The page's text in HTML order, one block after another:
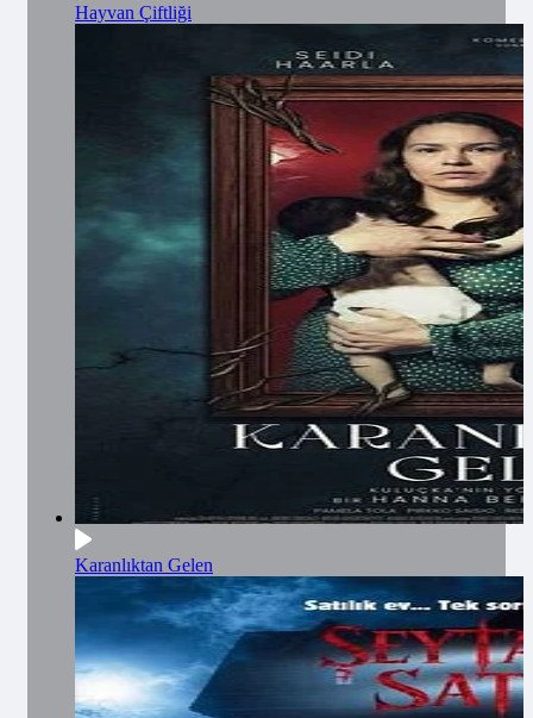
Hayvan Çiftliği
Karanlıktan Gelen